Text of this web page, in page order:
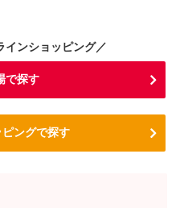
インショッピング／
で探す
ングで探す